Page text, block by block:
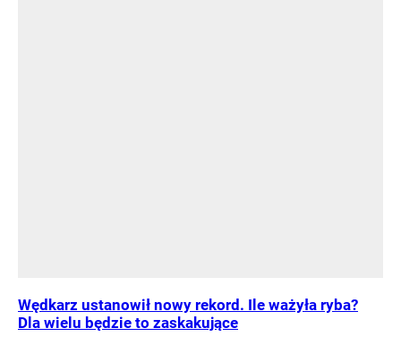
Wędkarz ustanowił nowy rekord. Ile ważyła ryba?
Dla wielu będzie to zaskakujące